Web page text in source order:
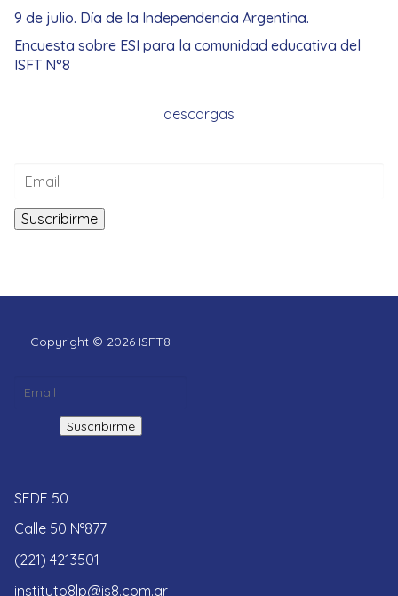
9 de julio. Día de la Independencia Argentina.
Encuesta sobre ESI para la comunidad educativa del
ISFT N°8
descargas
Copyright © 2026 ISFT8
SEDE 50
Calle 50 N°877
(221) 4213501
instituto8lp@is8.com.ar